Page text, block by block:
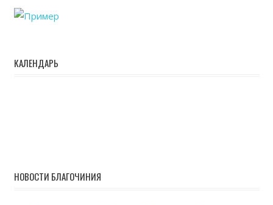
КАЛЕНДАРЬ
НОВОСТИ БЛАГОЧИНИЯ